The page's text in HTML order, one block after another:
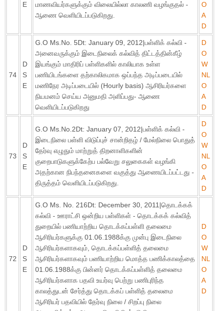
E
மாணவியர்களுக்கும் விலையில்லா காலணி வழங்குதல் -
ஆணை வெளியிடப்படுகிறது.
O
A
D
74
D
S
E
G.O Ms.No. 5Dt: January 09, 2012|பள்ளிக் கல்வி -
அனைவருக்கும் இடைநிலைக் கல்வித் திட்டத்தின்கீழ்
இயங்கும் மாதிரிப் பள்ளிகளில் காலியாக உள்ள
பணியிடங்களை தற்காலிகமாக ஒப்பந்த அடிப்படையில்
மணிநேர அடிப்படையில் (Hourly basis) ஆசிரியர்களை
நியமனம் செய்ய அனுமதி அளிப்பது- ஆணை
வெளியிடப்படுகிறது
D
O
W
NL
O
A
D
73
D
S
E
G.O Ms.No.2Dt: January 07, 2012|பள்ளிக் கல்வி -
இடைநிலை பள்ளி விடுப்புச் சான்றிதழ் / மேல்நிலை பொதுத்
தேர்வு எழுதும் மாற்றுத் திறனாளிகளின்
குறைபாடுகளுக்கேற்ப பல்வேறு சலுகைகள் வழங்கி
அதற்கான நிபந்தனைகளை வகுத்து ஆணையிடப்பட்டது -
திருத்தம் வெளியிடப்படுகிறது.
D
O
W
NL
O
A
D
72
D
S
E
G.O Ms. No. 216Dt: December 30, 2011|தொடக்கக்
கல்வி - ஊராட்சி ஒன்றிய பள்ளிகள் - தொடக்கக் கல்வித்
துறையில் பணியாற்றிய தொடக்கப்பள்ளி தலைமை
ஆசிரியர்களுக்கு 01.06.1988க்கு முன்பு இடைநிலை
ஆசிரியர்களாகவும், தொடக்கப்பள்ளித் தலைமை
ஆசிரியர்களாகவும் பணியாற்றிய மொத்த பணிக்காலத்தை
01.06.1988க்கு பின்னர் தொடக்கப்பள்ளித் தலைமை
ஆசிரியர்களாக பதவி உயர்வு பெற்று பணிபுரிந்த
காலத்துடன் சேர்த்து தொடக்கப் பள்ளித் தலைமை
ஆசிரியர் பதவியில் தேர்வு நிலை / சிறப்பு நிலை
D
O
W
NL
O
A
D